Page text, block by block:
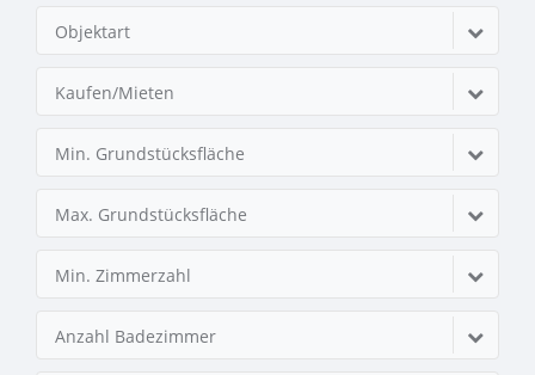
Objektart
Kaufen/Mieten
Min. Grundstücksfläche
Max. Grundstücksfläche
Min. Zimmerzahl
Anzahl Badezimmer